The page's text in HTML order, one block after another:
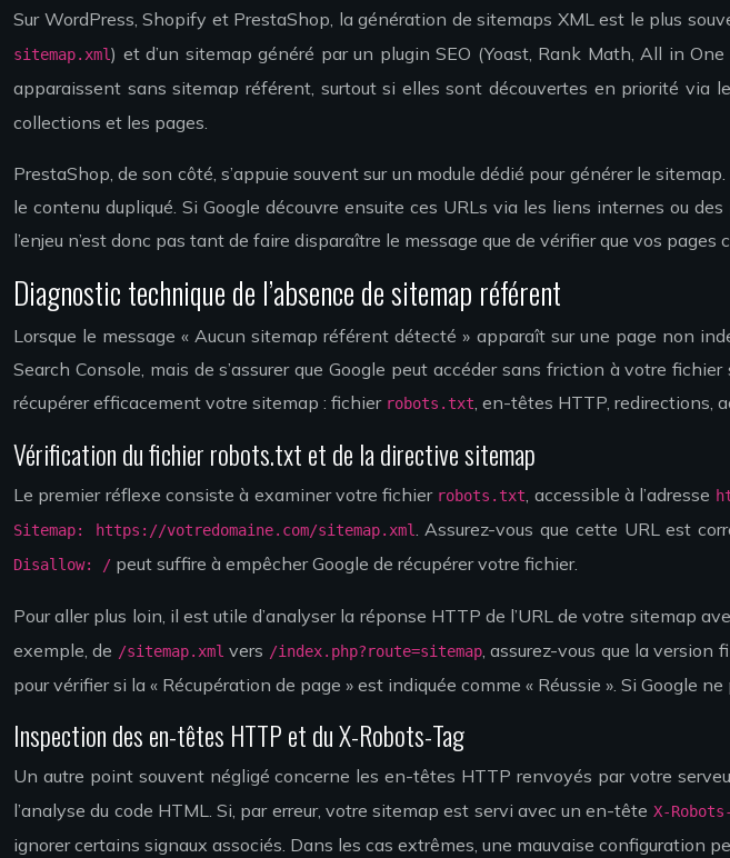
Sur WordPress, Shopify et PrestaShop, la génération de sitemaps XML est le plus
sitemap.xml) et d’un sitemap généré par un plugin SEO (Yoast, Rank Math, All in
apparaissent sans sitemap référent, surtout si elles sont découvertes en priorité via
collections et les pages.
PrestaShop, de son côté, s’appuie souvent sur un module dédié pour générer le
le contenu dupliqué. Si Google découvre ensuite ces URLs via les liens internes ou
l’enjeu n’est donc pas tant de faire disparaître le message que de vérifier que vos
Diagnostic technique de l’absence de sitemap référent
Lorsque le message « Aucun sitemap référent détecté » apparaît sur une page non
Search Console, mais de s’assurer que Google peut accéder sans friction à votre
récupérer efficacement votre sitemap : fichier robots.txt, en-têtes HTTP, redirections,
Vérification du fichier robots.txt et de la directive sitemap
Le premier réflexe consiste à examiner votre fichier robots.txt, accessible à l’adresse
Sitemap: https://votredomaine.com/sitemap.xml. Assurez-vous que cette URL est
Disallow: / peut suffire à empêcher Google de récupérer votre fichier.
Pour aller plus loin, il est utile d’analyser la réponse HTTP de l’URL de votre sitemap
exemple, de /sitemap.xml vers /index.php?route=sitemap, assurez-vous que la version
pour vérifier si la « Récupération de page » est indiquée comme « Réussie ». Si
Inspection des en-têtes HTTP et du X-Robots-Tag
Un autre point souvent négligé concerne les en-têtes HTTP renvoyés par votre
l’analyse du code HTML. Si, par erreur, votre sitemap est servi avec un en-tête X-
ignorer certains signaux associés. Dans les cas extrêmes, une mauvaise configuration